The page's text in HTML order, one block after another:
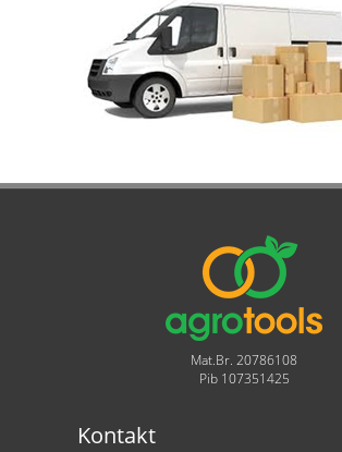
Mat.Br. 20786108
Pib 107351425
Kontakt